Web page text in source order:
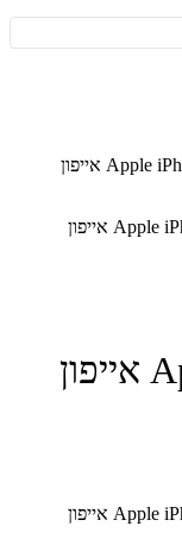
/ Apple iPhone 11 256GB אייפון
Apple iPhone 11 256GB אייפון
Apple iPhone 11 256GB אייפון
Apple iPhone 11 256GB אייפון